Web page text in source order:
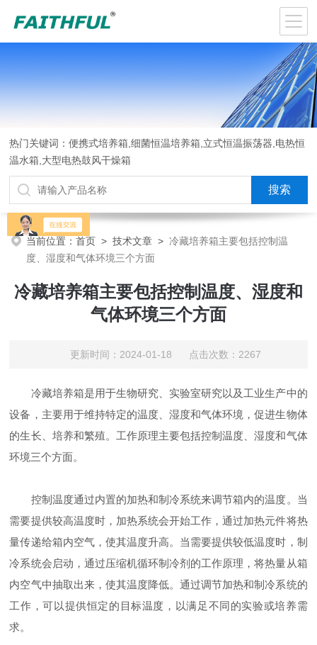
热门关键词：便携式培养箱,细菌恒温培养箱,立式恒温振荡器,电热恒
温水箱,大型电热鼓风干燥箱
当前位置：首页 >技术文章 >冷藏培养箱主要包括控制温
度、湿度和气体环境三个方面
冷藏培养箱主要包括控制温度、湿度和
气体环境三个方面
更新时间：2024-01-18 点击次数：2267
冷藏培养箱是用于生物研究、实验室研究以及工业生产中的
设备，主要用于维持特定的温度、湿度和气体环境，促进生物体
的生长、培养和繁殖。工作原理主要包括控制温度、湿度和气体
环境三个方面。
控制温度通过内置的加热和制冷系统来调节箱内的温度。当
需要提供较高温度时，加热系统会开始工作，通过加热元件将热
量传递给箱内空气，使其温度升高。当需要提供较低温度时，制
冷系统会启动，通过压缩机循环制冷剂的工作原理，将热量从箱
内空气中抽取出来，使其温度降低。通过调节加热和制冷系统的
工作，可以提供恒定的目标温度，以满足不同的实验或培养需
求。